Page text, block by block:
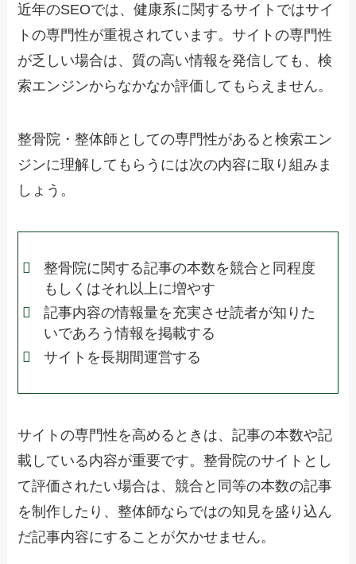
近年のSEOでは、健康系に関するサイトではサイ
トの専門性が重視されています。サイトの専門性
が乏しい場合は、質の高い情報を発信しても、検
索エンジンからなかなか評価してもらえません。
整骨院・整体師としての専門性があると検索エン
ジンに理解してもらうには次の内容に取り組みま
しょう。
整骨院に関する記事の本数を競合と同程度
もしくはそれ以上に増やす
記事内容の情報量を充実させ読者が知りた
いであろう情報を掲載する
サイトを長期間運営する
サイトの専門性を高めるときは、記事の本数や記
載している内容が重要です。整骨院のサイトとし
て評価されたい場合は、競合と同等の本数の記事
を制作したり、整体師ならではの知見を盛り込ん
だ記事内容にすることが欠かせません。